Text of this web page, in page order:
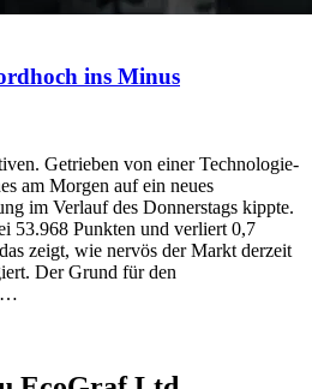
ins Minus
Getrieben von einer Technologie-
am Morgen auf ein neues
im Verlauf des Donnerstags kippte.
53.968 Punkten und verliert 0,7
zeigt, wie nervös der Markt derzeit
Der Grund für den